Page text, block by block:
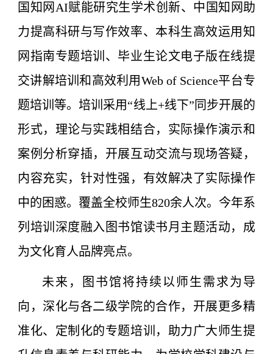
国知网AI赋能研究生学术创新、中国知网助
力提高科研与写作效率、本科生高效运用知
网指南专题培训、毕业生论文电子版在线提
交讲解培训和高效利用Web of Science平台专
题培训等。培训采用“线上+线下”同步开展的
形式，理论与实践相结合，实际操作演示和
案例分析穿插，开展互动交流与现场答疑，
内容充实，针对性强，有效解决了实际操作
中的困惑。覆盖全校师生820余人次。今年系
列培训深度融入图书馆读书月主题活动，成
为文化育人品牌亮点。
未来，图书馆将持续以师生需求为导
向，深化与各二级学院的合作，开展更多精
准化、定制化的专题培训，助力广大师生提